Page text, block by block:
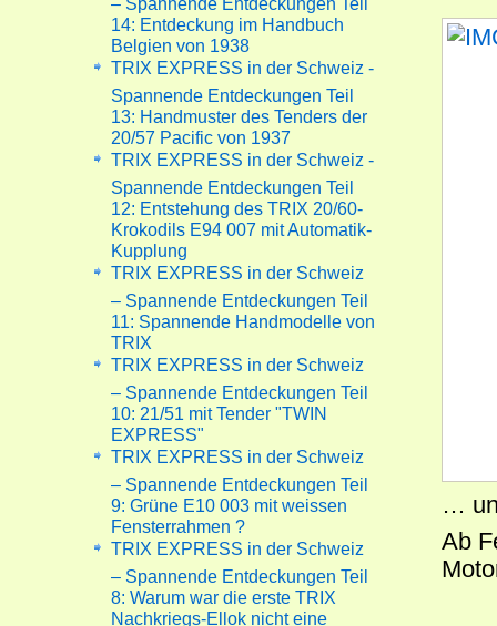
…
Ab
14: Entdeckung im Handbuch
Belgien von 1938
TRIX EXPRESS in der Schweiz -
Spannende Entdeckungen Teil
13: Handmuster des Tenders der
20/57 Pacific von 1937
TRIX EXPRESS in der Schweiz -
Spannende Entdeckungen Teil
12: Entstehung des TRIX 20/60-
Krokodils E94 007 mit Automatik-
Kupplung
TRIX EXPRESS in der Schweiz
– Spannende Entdeckungen Teil
11: Spannende Handmodelle von
TRIX
TRIX EXPRESS in der Schweiz
– Spannende Entdeckungen Teil
10: 21/51 mit Tender "TWIN
EXPRESS"
TRIX EXPRESS in der Schweiz
– Spannende Entdeckungen Teil
9: Grüne E10 003 mit weissen
Fensterrahmen ?
TRIX EXPRESS in der Schweiz
– Spannende Entdeckungen Teil
8: Warum war die erste TRIX
Nachkriegs-Ellok nicht eine